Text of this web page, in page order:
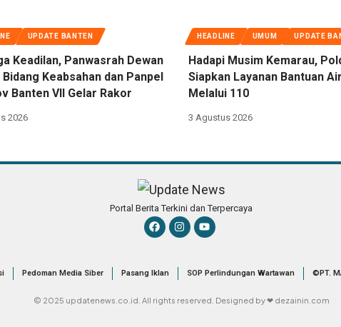
UPDATE BANTEN
Keadilan, Panwasrah Dewan
Bidang Keabsahan dan Panpel
Banten VII Gelar Rakor
2026
HEADLINE UMUM UPDATE
Hadapi Musim Kemarau,
Siapkan Layanan Bantuan
Melalui 110
3 Agustus 2026
Portal Berita Terkini dan Terpercaya
Pedoman Media Siber Pasang Iklan SOP Perlindungan Wartawan ©PT.
© 2025 updatenews.co.id. All rights reserved. Designed by ❤ dezainin.com